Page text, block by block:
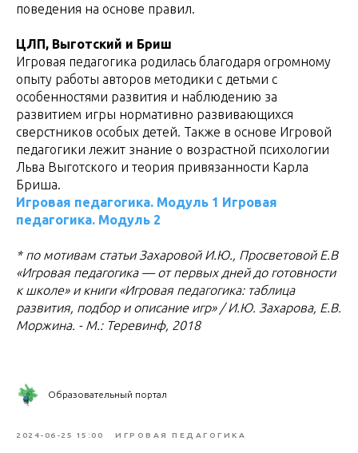
поведения на основе правил.
ЦЛП, Выготский и Бриш
Игровая педагогика родилась благодаря огромному
опыту работы авторов методики с детьми с
особенностями развития и наблюдению за
развитием игры нормативно развивающихся
сверстников особых детей. Также в основе Игровой
педагогики лежит знание о возрастной психологии
Льва Выготского и теория привязанности Карла
Бриша.
Игровая педагогика. Модуль 1 Игровая
педагогика. Модуль 2
* по мотивам статьи Захаровой И.Ю., Просветовой Е.В
«Игровая педагогика — от первых дней до готовности
к школе» и книги «Игровая педагогика: таблица
развития, подбор и описание игр» / И.Ю. Захарова, Е.В.
Моржина. - М.: Теревинф, 2018
Образовательный портал
2024-06-25 15:00 ИГРОВАЯ ПЕДАГОГИКА